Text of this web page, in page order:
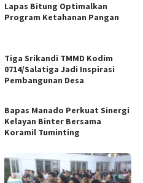
Lapas Bitung Optimalkan
Program Ketahanan Pangan
Tiga Srikandi TMMD Kodim
0714/Salatiga Jadi Inspirasi
Pembangunan Desa
Bapas Manado Perkuat Sinergi
Kelayan Binter Bersama
Koramil Tuminting